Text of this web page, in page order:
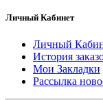
Личный Кабинет
Личный
История
Мои Закладки
Рассылка